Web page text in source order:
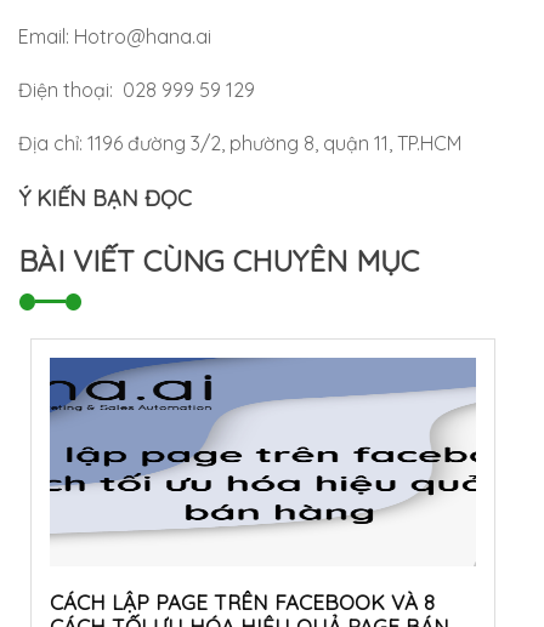
Email: Hotro@hana.ai
Điện thoại: 028 999 59 129
Địa chỉ: 1196 đường 3/2, phường 8, quận 11, TP.HCM
Ý KIẾN BẠN ĐỌC
BÀI VIẾT CÙNG CHUYÊN MỤC
CÁCH LẬP PAGE TRÊN FACEBOOK VÀ 8